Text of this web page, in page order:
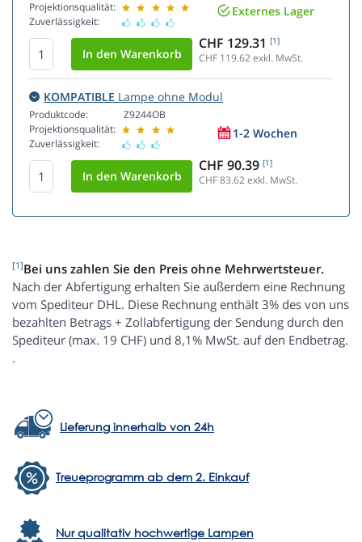
Projektionsqualität:
Zuverlässigkeit:
Externes Lager
CHF 129.31 [1]
CHF 119.62exkl. MwSt.
KOMPATIBLE Lampe ohne Modul
Produktcode:
Projektionsqualität:
Zuverlässigkeit:
Z9244OB
1-2 Wochen
CHF 90.39 [1]
CHF 83.62exkl. MwSt.
[1]Bei uns zahlen Sie den Preis ohne Mehrwertsteuer.
Nach der Abfertigung erhalten Sie außerdem eine Rechnung
vom Spediteur DHL. Diese Rechnung enthält 3% des von uns
bezahlten Betrags + Zollabfertigung der Sendung durch den
Spediteur (max. 19 CHF) und 8,1% MwSt. auf den Endbetrag.
.
Lieferung innerhalb von 24h
Treueprogramm ab dem 2. Einkauf
Nur qualitativ hochwertige Lampen